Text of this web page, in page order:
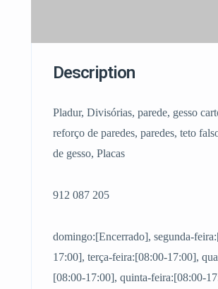
Description
Pladur, Divisórias, parede, gesso
reforço de paredes, paredes, teto
de gesso, Placas
912 087 205
domingo:[Encerrado], segunda-
17:00], terça-feira:[08:00-17:00],
[08:00-17:00], quinta-feira:[08:00-